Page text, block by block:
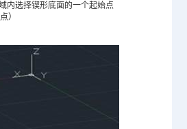
内选择锲形底面的一个起始点
）